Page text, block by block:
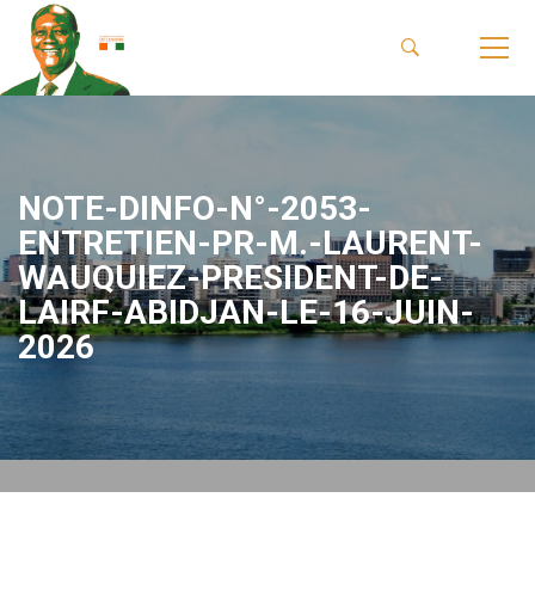
NOTE-DINFO-N°-2053-
ENTRETIEN-PR-M.-LAURENT-
WAUQUIEZ-PRESIDENT-DE-
LAIRF-ABIDJAN-LE-16-JUIN-
2026